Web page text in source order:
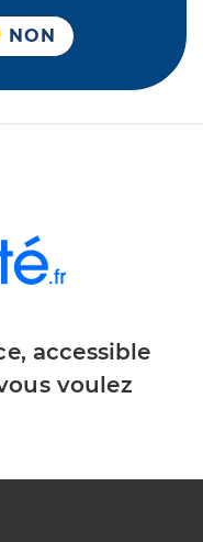
NON
accessible
voulez